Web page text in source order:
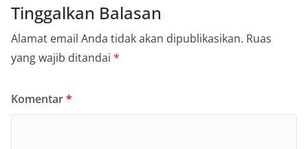
Tinggalkan Balasan
Alamat email Anda tidak akan dipublikasikan. Ruas
yang wajib ditandai *
Komentar*